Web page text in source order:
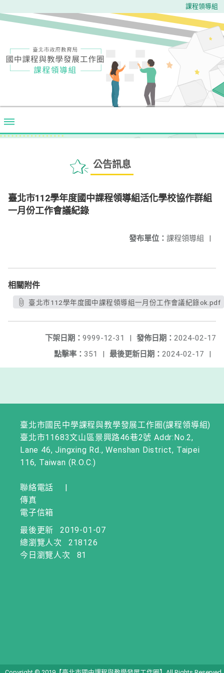
課程領導組
公告訊息
臺北市112學年度國中課程領導組活化學校協作群組
一月份工作會議紀錄
發布單位： 課程領導組 |
相關附件
臺北市112學年度國中課程領導組一月份工作會議紀錄ok.pdf
發佈日期： 2024-02-17
下架日期： 9999-12-31
|
最後更新日期： 2024-02-17 |
點擊率： 351 |
臺北市國民中學課程與教學發展工作圈(課程領導組)
臺北市11683文山區景興路46巷2號 Addr:No.2,
Lane 46, Jingxing Rd., Wenshan District, Taipei
116, Taiwan (R.O.C.)
聯絡電話
|
傳真
電子信箱
最後更新
2019-01-07
總瀏覽人次
218126
今日瀏覽人次
81